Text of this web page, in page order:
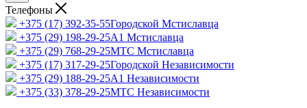
Телефоны
+375 (17) 392-35-55Городской Мстиславца
+375 (29) 198-29-25A1 Мстиславца
+375 (29) 768-29-25МТС Мстиславца
+375 (17) 317-29-25Городской Независимости
+375 (29) 188-29-25A1 Независимости
+375 (33) 378-29-25МТС Независимости